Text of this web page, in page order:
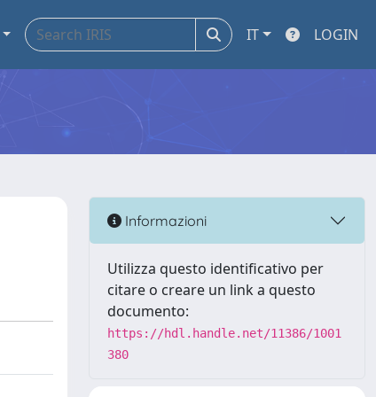
IT LOGIN
Informazioni
Utilizza questo identificativo per
citare o creare un link a questo
documento:
https://hdl.handle.net/11386/1001
380